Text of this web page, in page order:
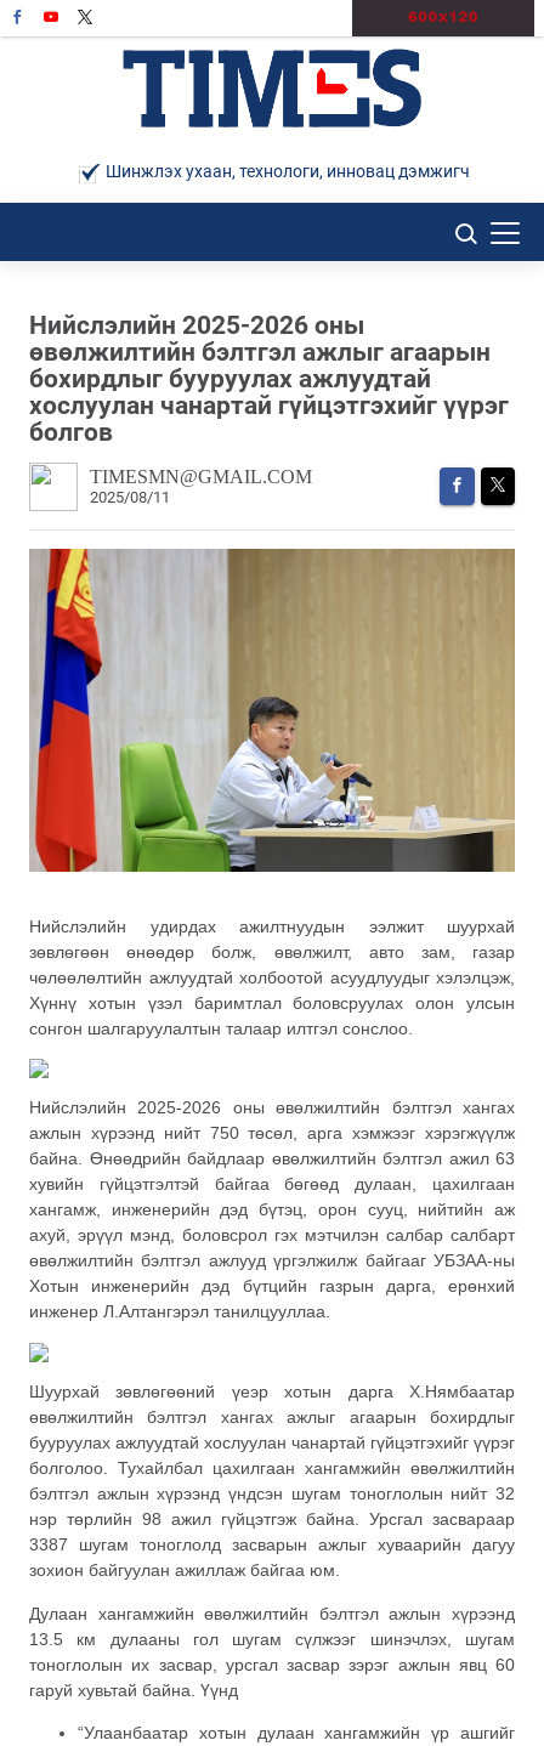
Шинжлэх ухаан, технологи, инновац дэмжигч
Нийслэлийн 2025-2026 оны
өвөлжилтийн бэлтгэл ажлыг агаарын
бохирдлыг бууруулах ажлуудтай
хослуулан чанартай гүйцэтгэхийг үүрэг
болгов
TIMESMN@GMAIL.COM
2025/08/11
Нийслэлийн удирдах ажилтнуудын ээлжит шуурхай
зөвлөгөөн өнөөдөр болж, өвөлжилт, авто зам, газар
чөлөөлөлтийн ажлуудтай холбоотой асуудлуудыг хэлэлцэж,
Хүннү хотын үзэл баримтлал боловсруулах олон улсын
сонгон шалгаруулалтын талаар илтгэл сонслоо.
Нийслэлийн 2025-2026 оны өвөлжилтийн бэлтгэл хангах
ажлын хүрээнд нийт 750 төсөл, арга хэмжээг хэрэгжүүлж
байна. Өнөөдрийн байдлаар өвөлжилтийн бэлтгэл ажил 63
хувийн гүйцэтгэлтэй байгаа бөгөөд дулаан, цахилгаан
хангамж, инженерийн дэд бүтэц, орон сууц, нийтийн аж
ахуй, эрүүл мэнд, боловсрол гэх мэтчилэн салбар салбарт
өвөлжилтийн бэлтгэл ажлууд үргэлжилж байгааг УБЗАА-ны
Хотын инженерийн дэд бүтцийн газрын дарга, ерөнхий
инженер Л.Алтангэрэл танилцууллаа.
Шуурхай зөвлөгөөний үеэр хотын дарга Х.Нямбаатар
өвөлжилтийн бэлтгэл хангах ажлыг агаарын бохирдлыг
бууруулах ажлуудтай хослуулан чанартай гүйцэтгэхийг үүрэг
болголоо. Тухайлбал цахилгаан хангамжийн өвөлжилтийн
бэлтгэл ажлын хүрээнд үндсэн шугам тоноглолын нийт 32
нэр төрлийн 98 ажил гүйцэтгэж байна. Урсгал засвараар
3387 шугам тоноглолд засварын ажлыг хуваарийн дагуу
зохион байгуулан ажиллаж байгаа юм.
Дулаан хангамжийн өвөлжилтийн бэлтгэл ажлын хүрээнд
13.5 км дулааны гол шугам сүлжээг шинэчлэх, шугам
тоноглолын их засвар, урсгал засвар зэрэг ажлын явц 60
гаруй хувьтай байна. Үүнд
“Улаанбаатар хотын дулаан хангамжийн үр ашгийг